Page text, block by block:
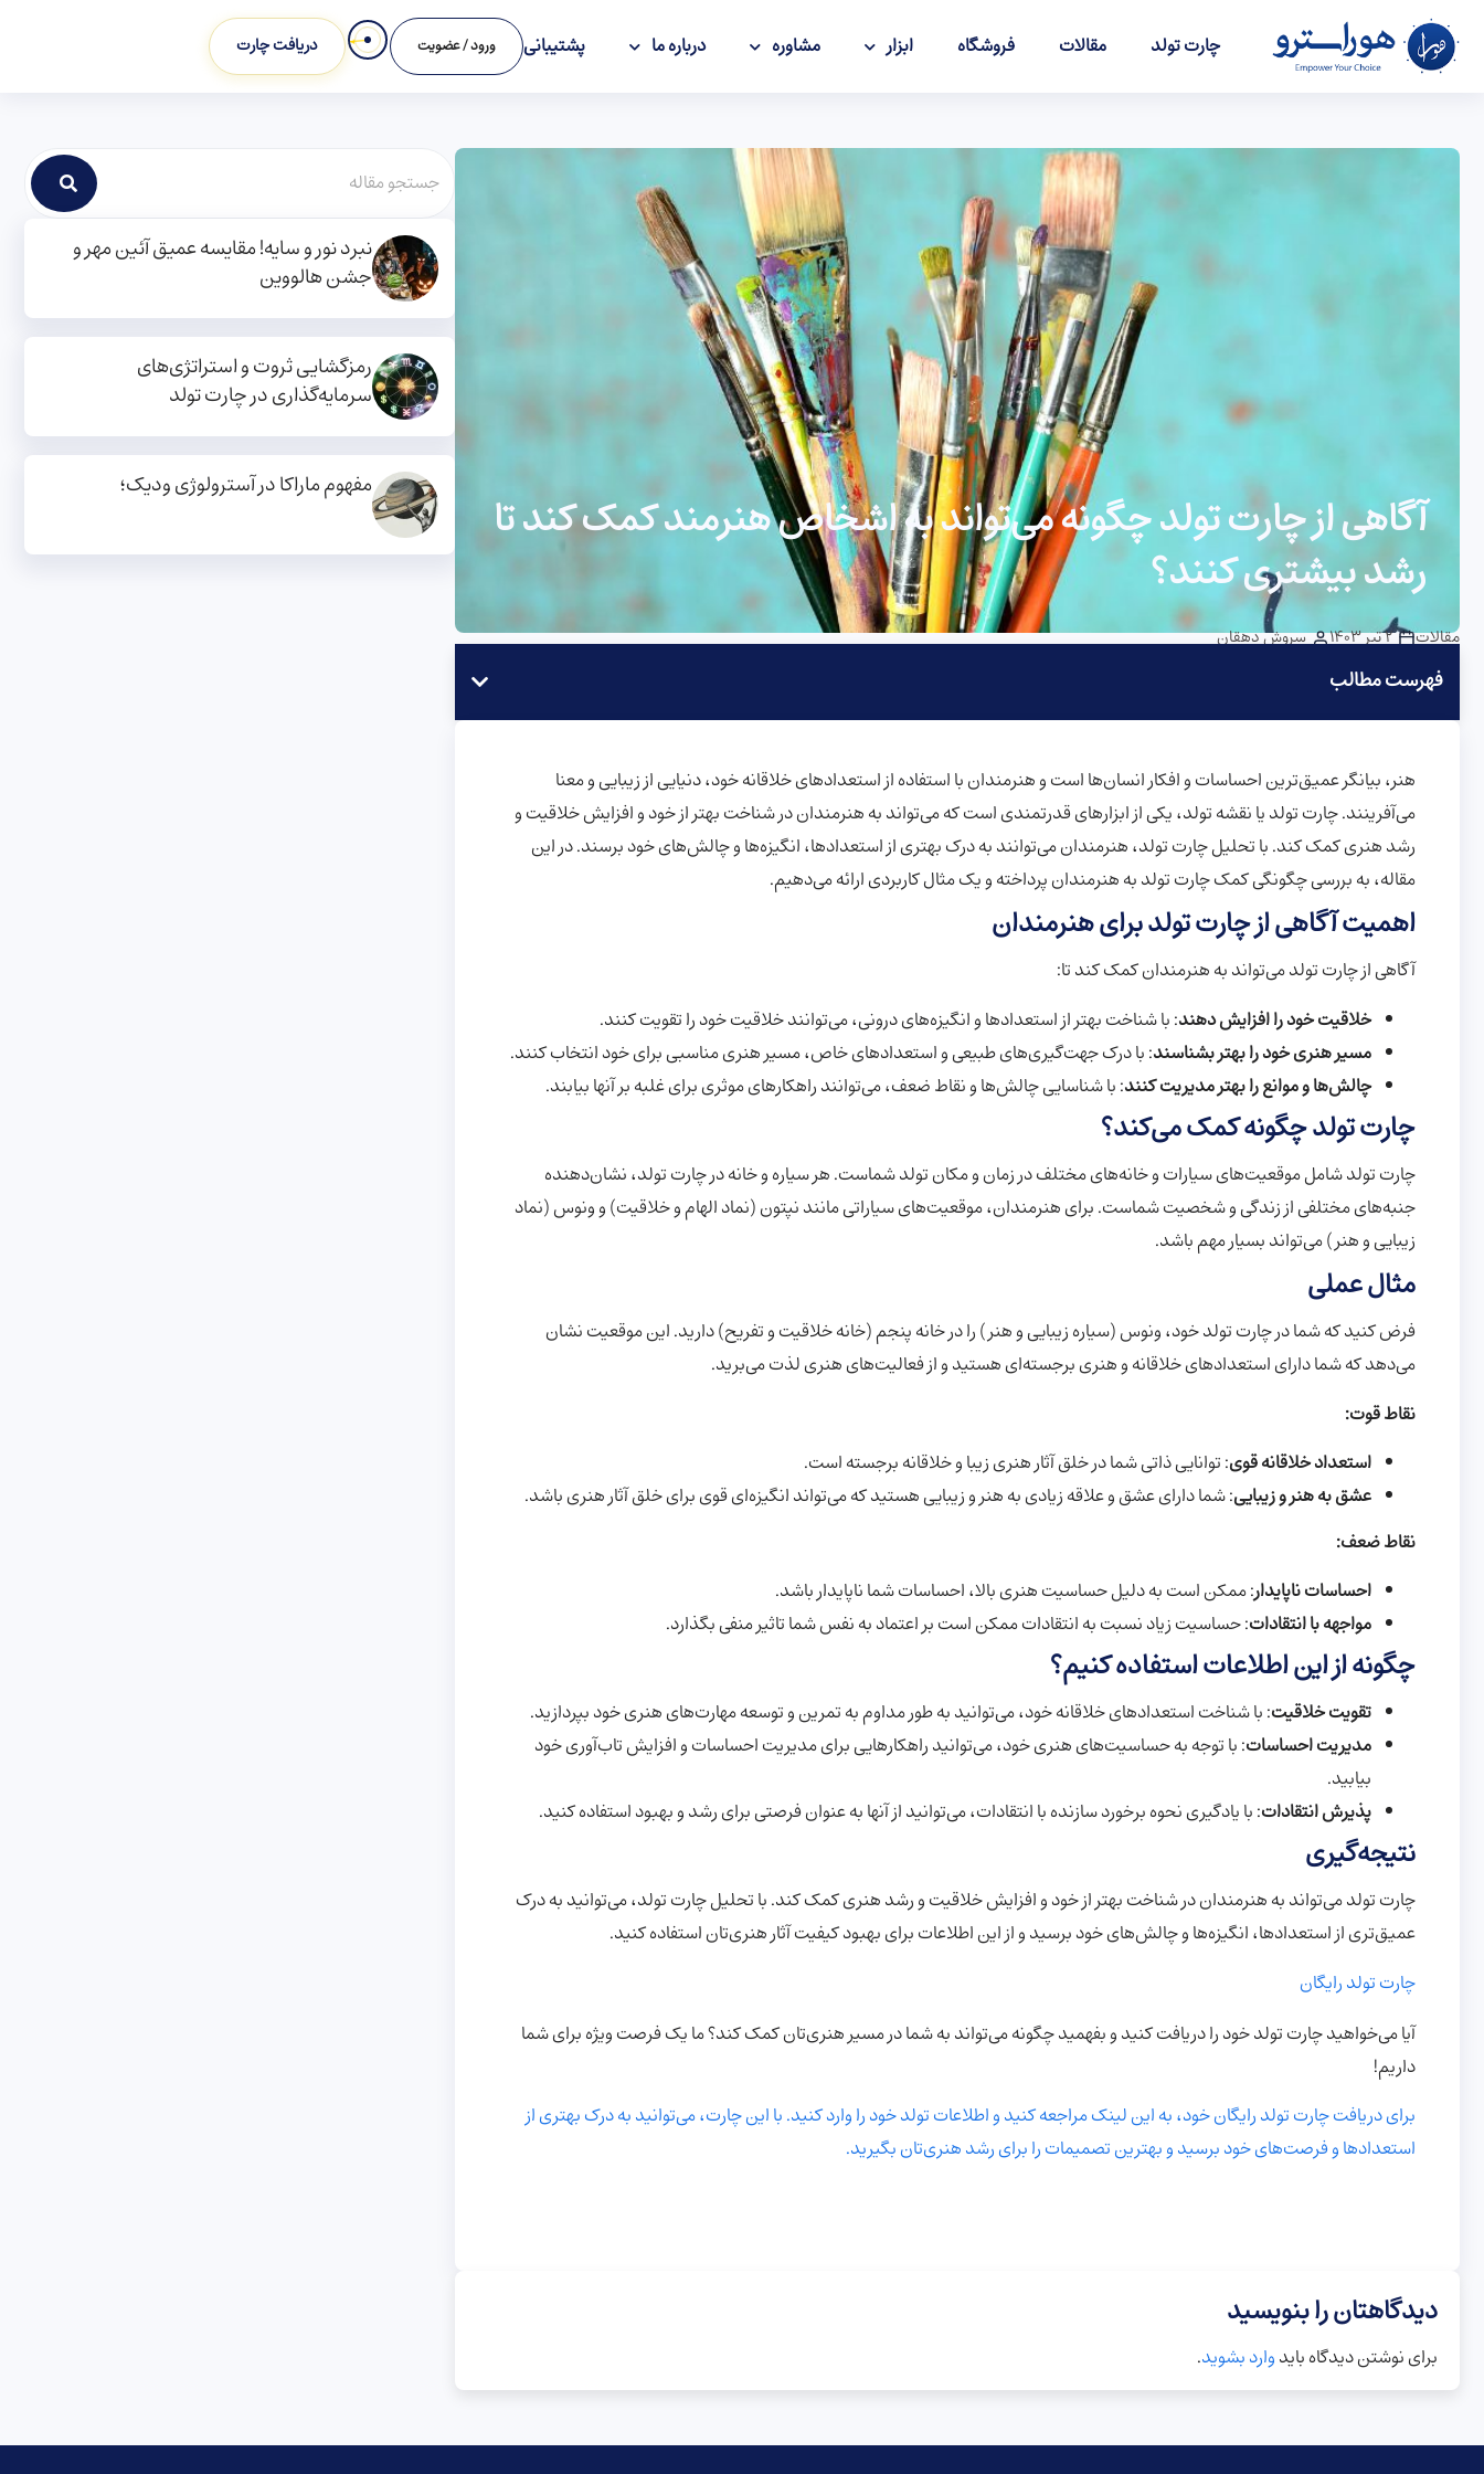
چارت تولد مقالات فروشگاه ابزار مشاوره درباره ما پشتیبانی ورود / عضویت دریافت چارت
آگاهی از چارت تولد چگونه می‌تواند به اشخاص هنرمند کمک کند تا
رشد بیشتری کنند؟
مقالات 2 تیر 1403 سروش دهقان
فهرست مطالب
هنر، بیانگر عمیق‌ترین احساسات و افکار انسان‌ها است و هنرمندان با استفاده از استعدادهای خلاقانه خود، دنیایی از زیبایی و معنا
می‌آفرینند. چارت تولد یا نقشه تولد، یکی از ابزارهای قدرتمندی است که می‌تواند به هنرمندان در شناخت بهتر از خود و افزایش خلاقیت و
رشد هنری کمک کند. با تحلیل چارت تولد، هنرمندان می‌توانند به درک بهتری از استعدادها، انگیزه‌ها و چالش‌های خود برسند. در این
مقاله، به بررسی چگونگی کمک چارت تولد به هنرمندان پرداخته و یک مثال کاربردی ارائه می‌دهیم.
اهمیت آگاهی از چارت تولد برای هنرمندان
آگاهی از چارت تولد می‌تواند به هنرمندان کمک کند تا:
خلاقیت خود را افزایش دهند: با شناخت بهتر از استعدادها و انگیزه‌های درونی، می‌توانند خلاقیت خود را تقویت کنند.
مسیر هنری خود را بهتر بشناسند: با درک جهت‌گیری‌های طبیعی و استعدادهای خاص، مسیر هنری مناسبی برای خود انتخاب کنند.
چالش‌ها و موانع را بهتر مدیریت کنند: با شناسایی چالش‌ها و نقاط ضعف، می‌توانند راهکارهای موثری برای غلبه بر آنها بیابند.
چارت تولد چگونه کمک می‌کند؟
چارت تولد شامل موقعیت‌های سیارات و خانه‌های مختلف در زمان و مکان تولد شماست. هر سیاره و خانه در چارت تولد، نشان‌دهنده
جنبه‌های مختلفی از زندگی و شخصیت شماست. برای هنرمندان، موقعیت‌های سیاراتی مانند نپتون (نماد الهام و خلاقیت) و ونوس (نماد
زیبایی و هنر) می‌تواند بسیار مهم باشد.
مثال عملی
فرض کنید که شما در چارت تولد خود، ونوس (سیاره زیبایی و هنر) را در خانه پنجم (خانه خلاقیت و تفریح) دارید. این موقعیت نشان
می‌دهد که شما دارای استعدادهای خلاقانه و هنری برجسته‌ای هستید و از فعالیت‌های هنری لذت می‌برید.
نقاط قوت:
استعداد خلاقانه قوی: توانایی ذاتی شما در خلق آثار هنری زیبا و خلاقانه برجسته است.
عشق به هنر و زیبایی: شما دارای عشق و علاقه زیادی به هنر و زیبایی هستید که می‌تواند انگیزه‌ای قوی برای خلق آثار هنری باشد.
نقاط ضعف:
احساسات ناپایدار: ممکن است به دلیل حساسیت هنری بالا، احساسات شما ناپایدار باشد.
مواجهه با انتقادات: حساسیت زیاد نسبت به انتقادات ممکن است بر اعتماد به نفس شما تاثیر منفی بگذارد.
چگونه از این اطلاعات استفاده کنیم؟
تقویت خلاقیت: با شناخت استعدادهای خلاقانه خود، می‌توانید به طور مداوم به تمرین و توسعه مهارت‌های هنری خود بپردازید.
مدیریت احساسات: با توجه به حساسیت‌های هنری خود، می‌توانید راهکارهایی برای مدیریت احساسات و افزایش تاب‌آوری خود
بیابید.
پذیرش انتقادات: با یادگیری نحوه برخورد سازنده با انتقادات، می‌توانید از آنها به عنوان فرصتی برای رشد و بهبود استفاده کنید.
نتیجه‌گیری
چارت تولد می‌تواند به هنرمندان در شناخت بهتر از خود و افزایش خلاقیت و رشد هنری کمک کند. با تحلیل چارت تولد، می‌توانید به درک
عمیق‌تری از استعدادها، انگیزه‌ها و چالش‌های خود برسید و از این اطلاعات برای بهبود کیفیت آثار هنری‌تان استفاده کنید.
چارت تولد رایگان
آیا می‌خواهید چارت تولد خود را دریافت کنید و بفهمید چگونه می‌تواند به شما در مسیر هنری‌تان کمک کند؟ ما یک فرصت ویژه برای شما
داریم!
برای دریافت چارت تولد رایگان خود، به این لینک مراجعه کنید و اطلاعات تولد خود را وارد کنید. با این چارت، می‌توانید به درک بهتری از
استعدادها و فرصت‌های خود برسید و بهترین تصمیمات را برای رشد هنری‌تان بگیرید.
دیدگاهتان را بنویسید
برای نوشتن دیدگاه بایدوارد بشوید.
نبرد نور و سایه! مقایسه عمیق آئین مهر و
جشن هالووین
رمزگشایی ثروت و استراتژی‌های
سرمایه‌گذاری در چارت تولد
مفهوم ماراکا در آسترولوژی ودیک؛